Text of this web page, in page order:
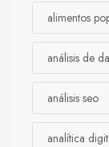
alimentos
análisis de
análisis seo
analítica